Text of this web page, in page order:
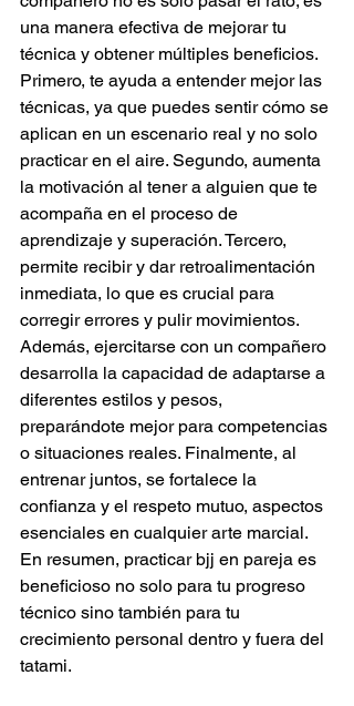
una manera efectiva de mejorar tu
técnica y obtener múltiples beneficios.
Primero, te ayuda a entender mejor las
técnicas, ya que puedes sentir cómo se
aplican en un escenario real y no solo
practicar en el aire. Segundo, aumenta
la motivación al tener a alguien que te
acompaña en el proceso de
aprendizaje y superación. Tercero,
permite recibir y dar retroalimentación
inmediata, lo que es crucial para
corregir errores y pulir movimientos.
Además, ejercitarse con un compañero
desarrolla la capacidad de adaptarse a
diferentes estilos y pesos,
preparándote mejor para competencias
o situaciones reales. Finalmente, al
entrenar juntos, se fortalece la
confianza y el respeto mutuo, aspectos
esenciales en cualquier arte marcial.
En resumen, practicar bjj en pareja es
beneficioso no solo para tu progreso
técnico sino también para tu
crecimiento personal dentro y fuera del
tatami.